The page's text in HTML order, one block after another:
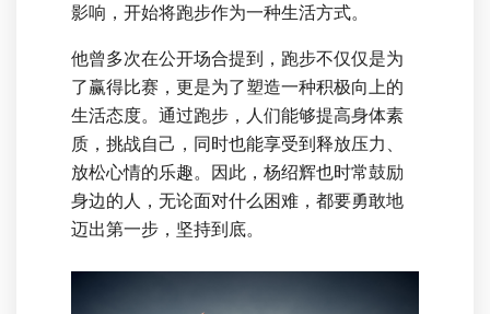
影响，开始将跑步作为一种生活方式。
他曾多次在公开场合提到，跑步不仅仅是为
了赢得比赛，更是为了塑造一种积极向上的
生活态度。通过跑步，人们能够提高身体素
质，挑战自己，同时也能享受到释放压力、
放松心情的乐趣。因此，杨绍辉也时常鼓励
身边的人，无论面对什么困难，都要勇敢地
迈出第一步，坚持到底。